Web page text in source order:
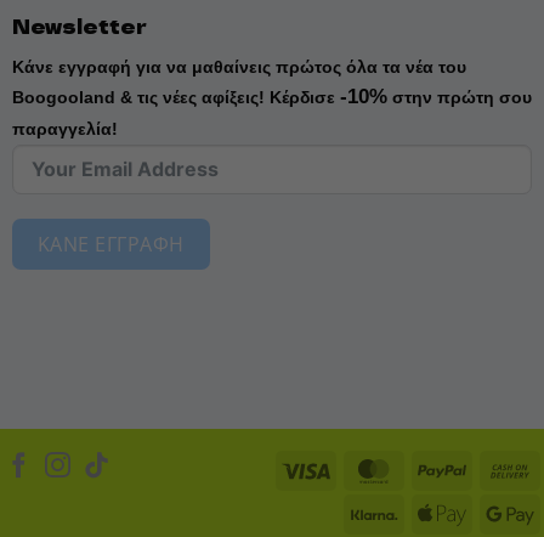
Newsletter
Κάνε εγγραφή για να μαθαίνεις πρώτος όλα τα νέα του
Boogooland & τις νέες αφίξεις! Κέρδισε -10%στην πρώτη σου
παραγγελία!
ΚΑΝΕ ΕΓΓΡΑΦΗ
Visa MasterCard
PayPal
KlarnaApple